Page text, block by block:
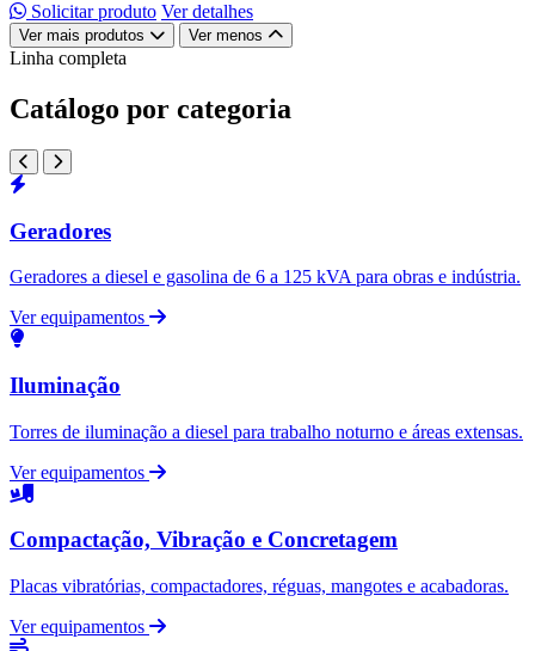
Solicitar produto Ver detalhes
Ver mais produtos Ver menos
Linha completa
Catálogo por categoria
Geradores
Geradores a diesel e gasolina de 6 a 125 kVA para obras e indústria.
Ver equipamentos
Iluminação
Torres de iluminação a diesel para trabalho noturno e áreas extensas.
Ver equipamentos
Compactação, Vibração e Concretagem
Placas vibratórias, compactadores, réguas, mangotes e acabadoras.
Ver equipamentos